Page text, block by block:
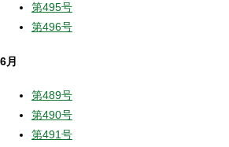
第495号
第496号
6月
第489号
第490号
第491号